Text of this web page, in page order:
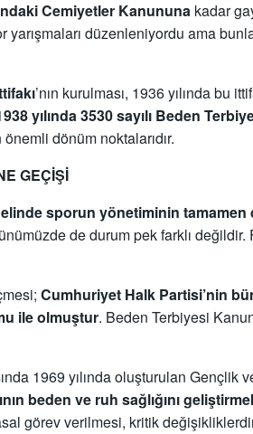
Cemiyetler Kanununa kadar
yarışmaları düzenleniyordu ama
’nın kurulması, 1936 yılında bu
938 yılında 3530 sayılı Beden
dönüm noktalarıdır.
GEÇİŞİ
sporun yönetiminin
de durum pek farklı değildir.
Cumhuriyet Halk Partisi’nin
ile olmuştur. Beden Terbiyesi
1969 yılında oluşturulan Gençlik
beden ve ruh sağlığını
görev verilmesi, kritik